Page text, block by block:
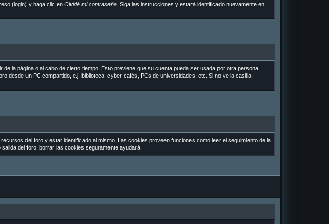
(login) y haga clic en Olvidé mi contraseña. Siga las instrucciones y estará identificado nuevamente en
la página o al cabo de cierto tiempo. Esto previene que su cuenta pueda ser usada por otra persona.
desde un PC compartido, e.j. biblioteca, cyber-cafés, PCs de universidades, etc. Si no ve la casilla,
del foro y estar identificado al mismo. Las cookies proveen funciones como leer el seguimiento de la
del foro, borrar las cookies seguramente ayudará.